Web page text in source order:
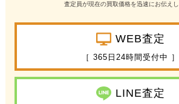
査定員が現在の買取価格を迅速にお伝えし
WEB査定
［ 365日24時間受付中 ］
LINE査定